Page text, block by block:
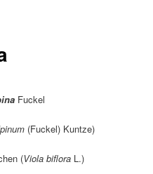
Fuckel
(Fuckel) Kuntze)
(Viola bifloraL.)